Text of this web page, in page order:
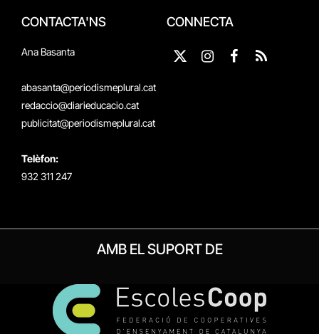
CONTACTA'NS
Ana Basanta
abasanta@periodismeplural.cat
redaccio@diarieducacio.cat
publicitat@periodismeplural.cat
Telèfon:
932 311 247
CONNECTA
X
Instagram
Facebook
RSS
AMB EL SUPORT DE